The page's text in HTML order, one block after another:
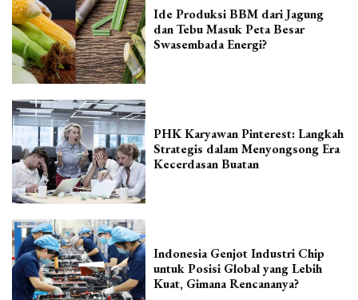
Ide Produksi BBM dari Jagung
dan Tebu Masuk Peta Besar
Swasembada Energi?
PHK Karyawan Pinterest: Langkah
Strategis dalam Menyongsong Era
Kecerdasan Buatan
Indonesia Genjot Industri Chip
untuk Posisi Global yang Lebih
Kuat, Gimana Rencananya?